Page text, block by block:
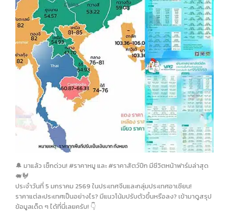
🔔 มาแล้ว เช็กด่วน! #ราคาหมู และ #ราคาสัตว์ปีก มีชีวิตหน้าฟาร์มล่าสุด
🐖🐓
ประจำวันที่ 5 มกราคม 2569 ในประเทศจีนและกลุ่มประเทศอาเซียน!
ราคาแต่ละประเทศเป็นอย่างไร? มีแนวโน้มปรับตัวขึ้นหรือลง? เข้ามาดูสรุป
ข้อมูลเด็ด ๆ ได้ที่นี่เลยครับ! 👇